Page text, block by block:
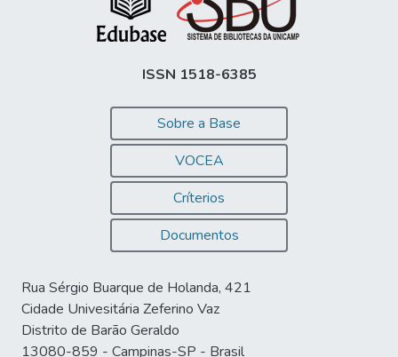
ISSN 1518-6385
Sobre a Base
VOCEA
Críterios
Documentos
Rua Sérgio Buarque de Holanda, 421
Cidade Univesitária Zeferino Vaz
Distrito de Barão Geraldo
13080-859 - Campinas-SP - Brasil